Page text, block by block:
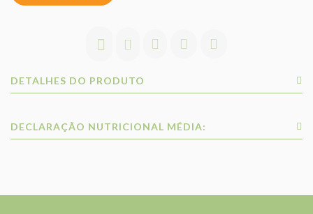
DETALHES DO PRODUTO
DECLARAÇÃO NUTRICIONAL MÉDIA: